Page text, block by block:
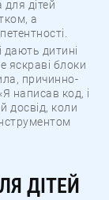
дітей
а
дитині
яскраві блоки
причинно-
написав код, і
досвід, коли
ДІТЕЙ